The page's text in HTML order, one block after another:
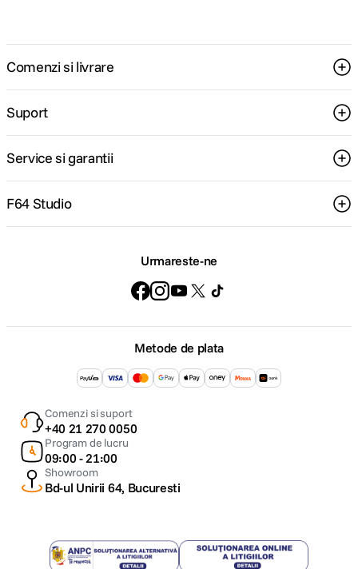
Comenzi si livrare
Suport
Service si garantii
F64 Studio
Urmareste-ne
Metode de plata
Comenzi si suport
+40 21 270 0050
Program de lucru
09:00 - 21:00
Showroom
Bd-ul Unirii 64, Bucuresti